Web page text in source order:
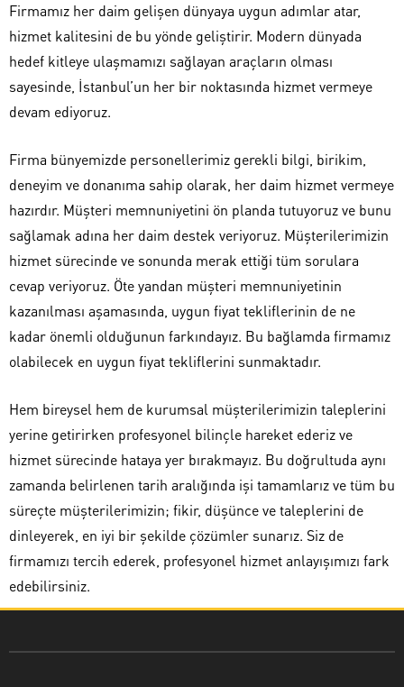
Firmamız her daim gelişen dünyaya uygun adımlar atar,
hizmet kalitesini de bu yönde geliştirir. Modern dünyada
hedef kitleye ulaşmamızı sağlayan araçların olması
sayesinde, İstanbul’un her bir noktasında hizmet vermeye
devam ediyoruz.
Firma bünyemizde personellerimiz gerekli bilgi, birikim,
deneyim ve donanıma sahip olarak, her daim hizmet vermeye
hazırdır. Müşteri memnuniyetini ön planda tutuyoruz ve bunu
sağlamak adına her daim destek veriyoruz. Müşterilerimizin
hizmet sürecinde ve sonunda merak ettiği tüm sorulara
cevap veriyoruz. Öte yandan müşteri memnuniyetinin
kazanılması aşamasında, uygun fiyat tekliflerinin de ne
kadar önemli olduğunun farkındayız. Bu bağlamda firmamız
olabilecek en uygun fiyat tekliflerini sunmaktadır.
Hem bireysel hem de kurumsal müşterilerimizin taleplerini
yerine getirirken profesyonel bilinçle hareket ederiz ve
hizmet sürecinde hataya yer bırakmayız. Bu doğrultuda aynı
zamanda belirlenen tarih aralığında işi tamamlarız ve tüm bu
süreçte müşterilerimizin; fikir, düşünce ve taleplerini de
dinleyerek, en iyi bir şekilde çözümler sunarız. Siz de
firmamızı tercih ederek, profesyonel hizmet anlayışımızı fark
edebilirsiniz.